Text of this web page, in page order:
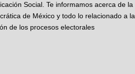
Social. Te informamos acerca de la
de México y todo lo relacionado a la
de los procesos electorales